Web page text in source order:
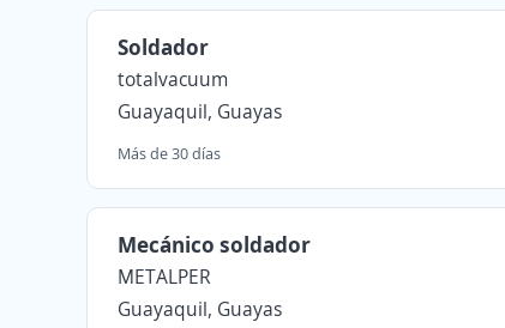
Soldador
totalvacuum
Guayaquil, Guayas
Más de 30 días
Mecánico soldador
METALPER
Guayaquil, Guayas